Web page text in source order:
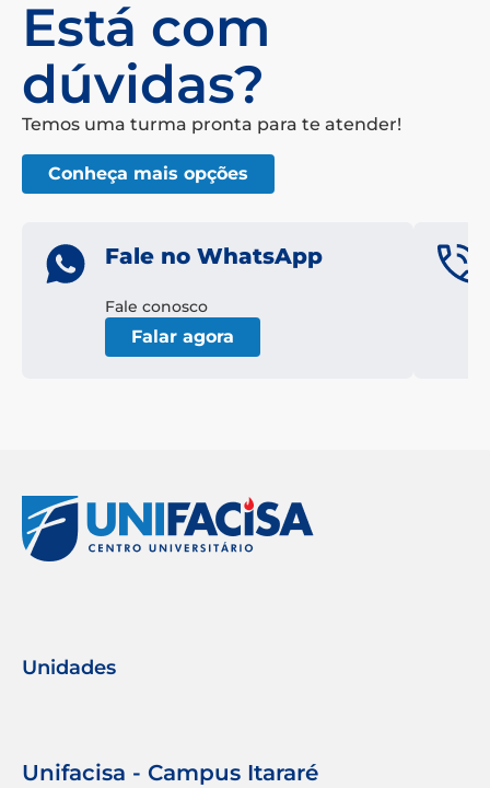
Está com
dúvidas?
Temos uma turma pronta para te atender!
Conheça mais opções
Fale no WhatsApp
Fale conosco
Falar agora
Unidades
Unifacisa - Campus Itararé